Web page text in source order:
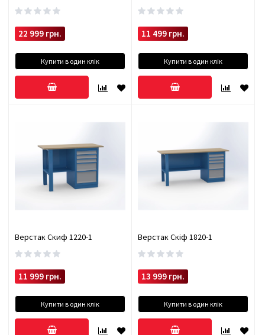
22 999 грн.
Купити в один клік
11 499 грн.
Купити в один клік
Верстак Скиф 1220-1
11 999 грн.
Купити в один клік
Верстак Скіф 1820-1
13 999 грн.
Купити в один клік